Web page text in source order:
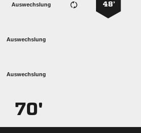
48’
Auswechslung
Auswechslung
Auswechslung
70'